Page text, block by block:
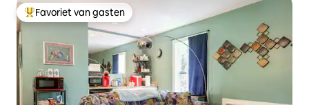
Topfavoriet van gasten
Favoriet van gasten